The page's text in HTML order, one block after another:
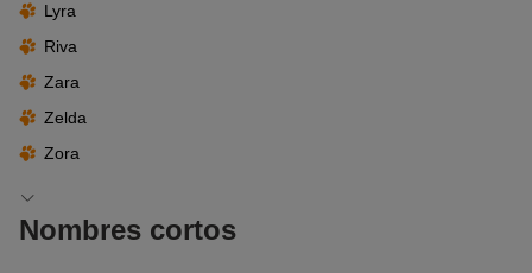
Lyra
Riva
Zara
Zelda
Zora
Nombres cortos